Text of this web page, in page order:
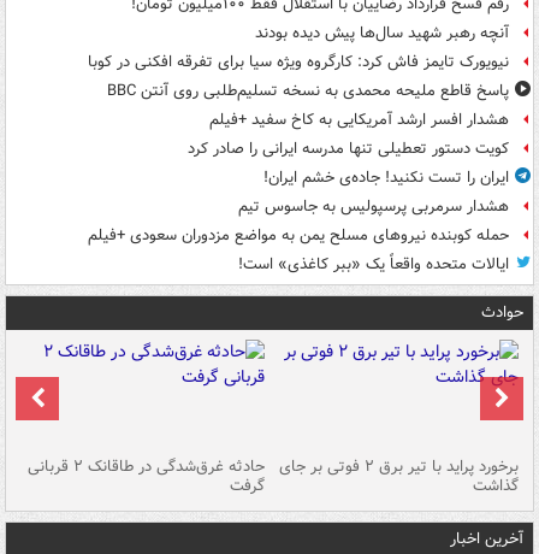
آنچه رهبر شهید سال‌ها پیش دیده بودند
نیویورک تایمز فاش کرد: کارگروه ویژه سیا برای تفرقه افکنی در کوبا
پاسخ قاطع ملیحه محمدی به نسخه تسلیم‌طلبی روی آنتن BBC
هشدار افسر ارشد آمریکایی به کاخ سفید +فیلم
کویت دستور تعطیلی تنها مدرسه ایرانی را صادر کرد
ایران را تست نکنید! جاده‌ی خشم ایران!
هشدار سرمربی پرسپولیس به جاسوس تیم
حمله کوبنده نیروهای مسلح یمن به مواضع مزدوران سعودی +فیلم
ایالات متحده واقعاً یک «ببر کاغذی» است!
حوادث
برخورد پراید با تیر برق ۲ فوتی بر جای
گذاشت
حادثه غرق‌شدگی در طاقانک ۲ قربانی
گرفت
آخرین اخبار